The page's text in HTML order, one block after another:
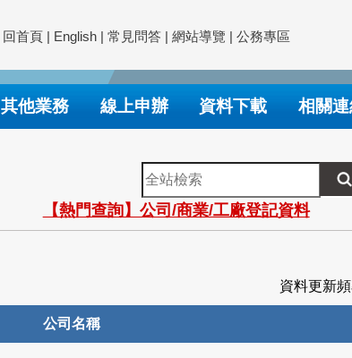
回首頁 | English | 常見問答 | 網站導覽 | 公務專區
其他業務 線上申辦 資料下載 相關
全
站
檢
索
【熱門查詢】公司/商業/工廠登記資料
資料更新
公司名稱